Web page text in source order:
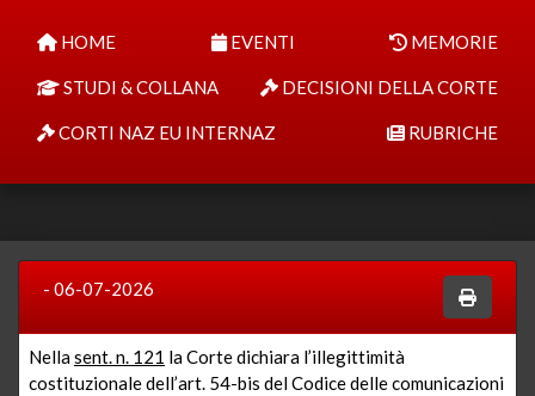
HOME EVENTI MEMORIE
STUDI & COLLANA DECISIONI DELLA CORTE
CORTI NAZ EU INTERNAZ RUBRICHE
- 06-07-2026
Nellasent. n. 121 la Corte dichiara l’illegittimità
costituzionale dell’art. 54-bis del Codice delle comunicazioni